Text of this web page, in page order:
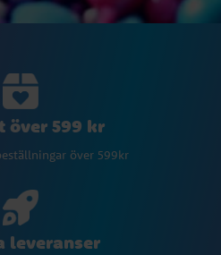
över 599 kr
över 599kr
leveranser